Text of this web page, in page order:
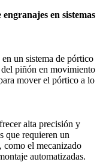
en sistemas
un sistema de pórtico
piñón en movimiento
mover el pórtico a lo
alta precisión y
que requieren un
el mecanizado
automatizadas.